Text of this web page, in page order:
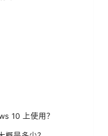
10 上使用？